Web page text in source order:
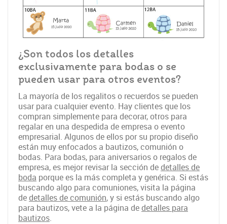
¿Son todos los detalles
exclusivamente para bodas o se
pueden usar para otros eventos?
La mayoría de los regalitos o recuerdos se pueden
usar para cualquier evento. Hay clientes que los
compran simplemente para decorar, otros para
regalar en una despedida de empresa o evento
empresarial. Algunos de ellos por su propio diseño
están muy enfocados a bautizos, comunión o
bodas. Para bodas, para aniversarios o regalos de
empresa, es mejor revisar la sección dedetalles de
boda porque es la más completa y genérica. Si estás
buscando algo para comuniones, visita la página
dedetalles de comunión, y si estás buscando algo
para bautizos, vete a la página dedetalles para
bautizos.